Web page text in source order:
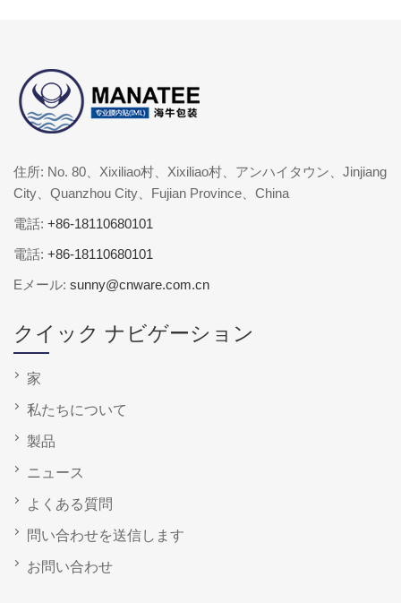
住所: No. 80、Xixiliao村、Xixiliao村、アンハイタウン、Jinjiang
City、Quanzhou City、Fujian Province、China
電話: +86-18110680101
電話: +86-18110680101
Eメール: sunny@cnware.com.cn
クイック ナビゲーション
家
私たちについて
製品
ニュース
よくある質問
問い合わせを送信します
お問い合わせ